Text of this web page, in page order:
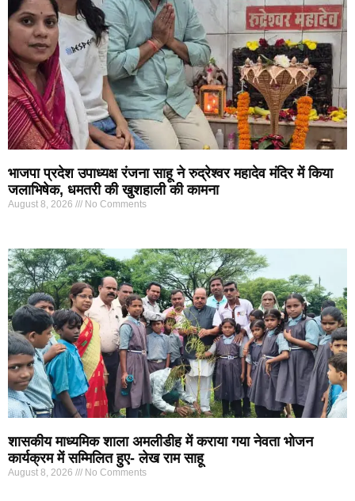
भाजपा प्रदेश उपाध्यक्ष रंजना साहू ने रुद्रेश्वर महादेव मंदिर में किया
जलाभिषेक, धमतरी की खुशहाली की कामना
August 8, 2026 No Comments
शासकीय माध्यमिक शाला अमलीडीह में कराया गया नेवता भोजन
कार्यक्रम में सम्मिलित हुए- लेख राम साहू
August 8, 2026 No Comments